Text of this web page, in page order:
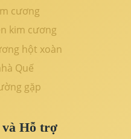
cương
kim cương
hột xoàn
Quế
gặp
và Hỗ trợ